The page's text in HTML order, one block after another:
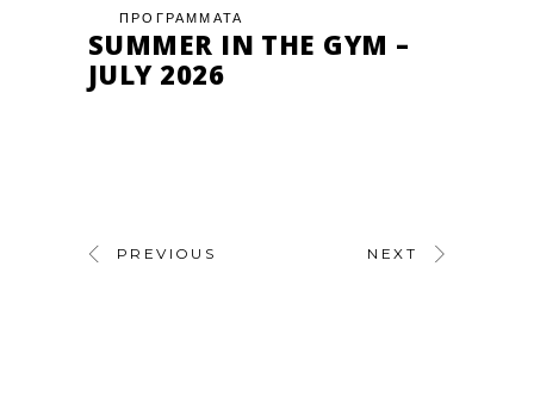
ΠΡΟΓΡΑΜΜΑΤΑ
SUMMER IN THE GYM –
JULY 2026
PREVIOUS NEXT